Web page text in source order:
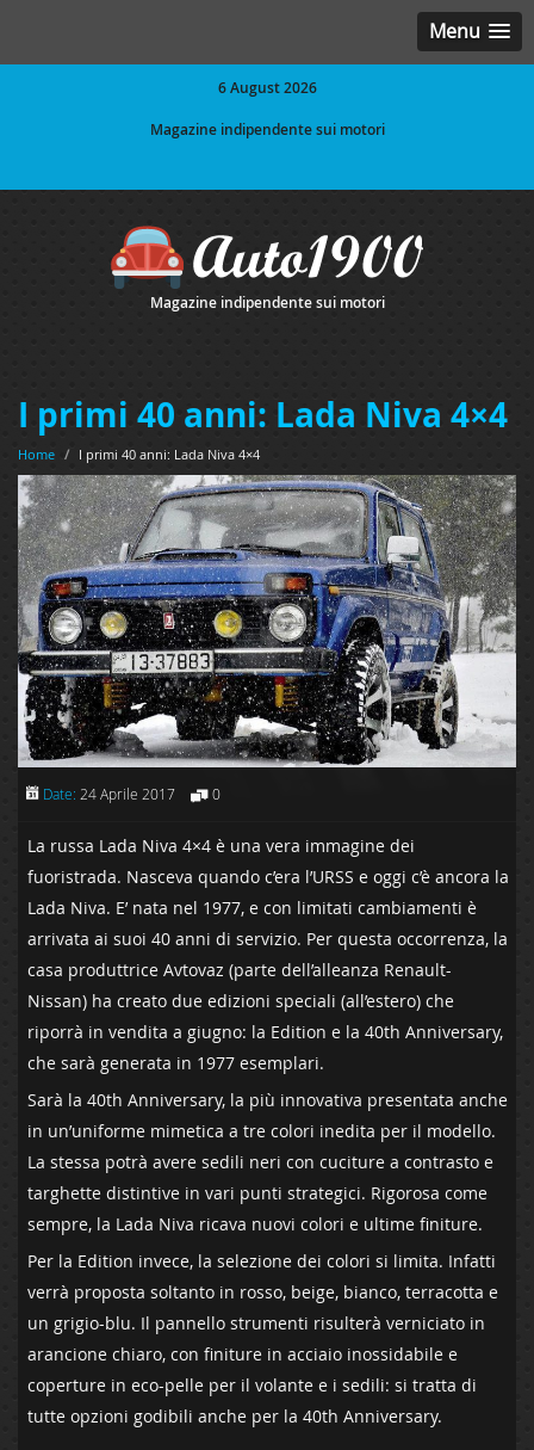
Menu
6 August 2026
Magazine indipendente sui motori
Magazine indipendente sui motori
I primi 40 anni: Lada Niva 4×4
Home / I primi 40 anni: Lada Niva 4×4
Date: 24 Aprile 2017 0
La russa Lada Niva 4×4 è una vera immagine dei
fuoristrada. Nasceva quando c’era l’URSS e oggi c’è ancora la
Lada Niva. E’ nata nel 1977, e con limitati cambiamenti è
arrivata ai suoi 40 anni di servizio. Per questa occorrenza, la
casa produttrice Avtovaz (parte dell’alleanza Renault-
Nissan) ha creato due edizioni speciali (all’estero) che
riporrà in vendita a giugno: la Edition e la 40th Anniversary,
che sarà generata in 1977 esemplari.
Sarà la 40th Anniversary, la più innovativa presentata anche
in un’uniforme mimetica a tre colori inedita per il modello.
La stessa potrà avere sedili neri con cuciture a contrasto e
targhette distintive in vari punti strategici. Rigorosa come
sempre, la Lada Niva ricava nuovi colori e ultime finiture.
Per la Edition invece, la selezione dei colori si limita. Infatti
verrà proposta soltanto in rosso, beige, bianco, terracotta e
un grigio-blu. Il pannello strumenti risulterà verniciato in
arancione chiaro, con finiture in acciaio inossidabile e
coperture in eco-pelle per il volante e i sedili: si tratta di
tutte opzioni godibili anche per la 40th Anniversary.